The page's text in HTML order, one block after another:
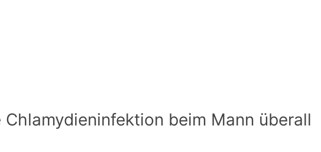
Chlamydieninfektion beim Mann überall